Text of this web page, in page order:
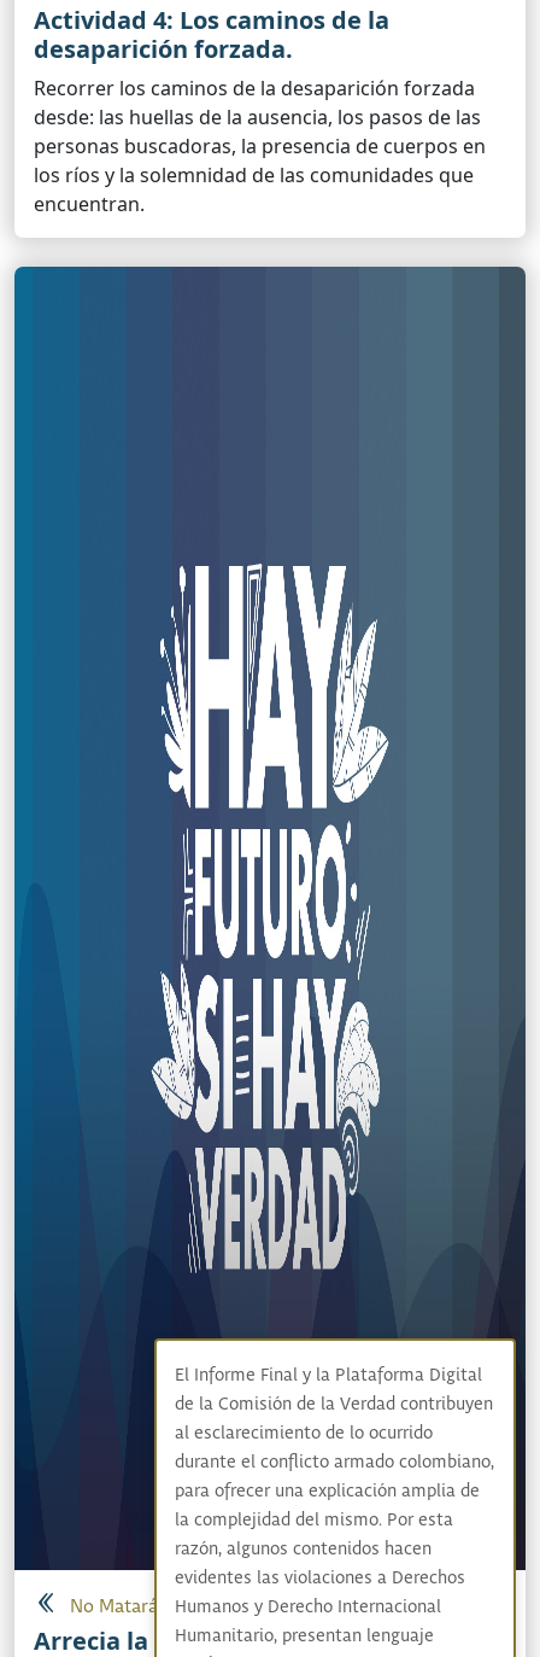
Actividad 4: Los caminos de la
desaparición forzada.
Recorrer los caminos de la desaparición forzada
desde: las huellas de la ausencia, los pasos de las
personas buscadoras, la presencia de cuerpos en
los ríos y la solemnidad de las comunidades que
encuentran.
No Matarás
Arrecia la violencia en Urabá
El Informe Final y la Plataforma Digital
de la Comisión de la Verdad contribuyen
al esclarecimiento de lo ocurrido
durante el conflicto armado colombiano,
para ofrecer una explicación amplia de
la complejidad del mismo. Por esta
razón, algunos contenidos hacen
evidentes las violaciones a Derechos
Humanos y Derecho Internacional
Humanitario, presentan lenguaje